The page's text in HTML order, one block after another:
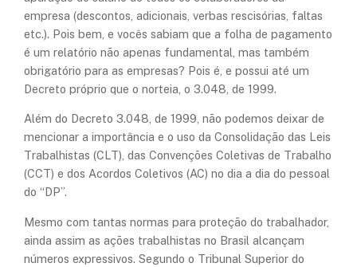
empresa (descontos, adicionais, verbas rescisórias, faltas
etc.). Pois bem, e vocês sabiam que a folha de pagamento
é um relatório não apenas fundamental, mas também
obrigatório para as empresas? Pois é, e possui até um
Decreto próprio que o norteia, o 3.048, de 1999.
Além do Decreto 3.048, de 1999, não podemos deixar de
mencionar a importância e o uso da Consolidação das Leis
Trabalhistas (CLT), das Convenções Coletivas de Trabalho
(CCT) e dos Acordos Coletivos (AC) no dia a dia do pessoal
do “DP”.
Mesmo com tantas normas para proteção do trabalhador,
ainda assim as ações trabalhistas no Brasil alcançam
números expressivos. Segundo o Tribunal Superior do